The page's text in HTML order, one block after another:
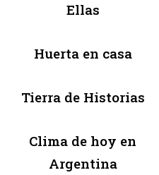
Ellas
Huerta en casa
Tierra de Historias
Clima de hoy en
Argentina